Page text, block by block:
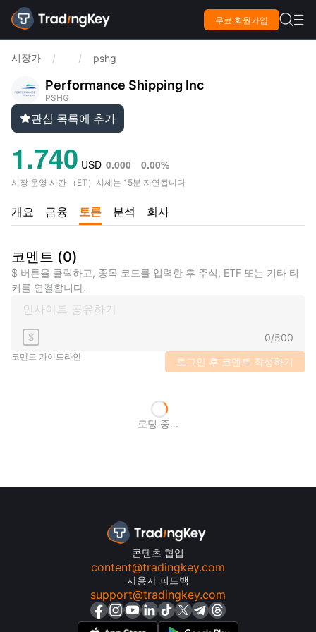
무료 회원가입  
시장가 / / pshg
Performance Shipping Inc
PSHG
관심 목록에 추가
1.740 USD 0.000 0.00%
시장 운영 시간 （ ET ） 시세는 15분 지연됩니다
개요 금융 토론 분석 회사
코멘트 (0)
$ 버튼을 클릭하고, 종목 코드를 입력한 후 주식, ETF 또는 기타 티
커를 연결합니다.
$ 0/500
코멘트 가이드라인 로그인 후 코멘트 작성하기
로딩 중...
콘텐츠 협업
content@tradingkey.com
사용자 피드백
support@tradingkey.com